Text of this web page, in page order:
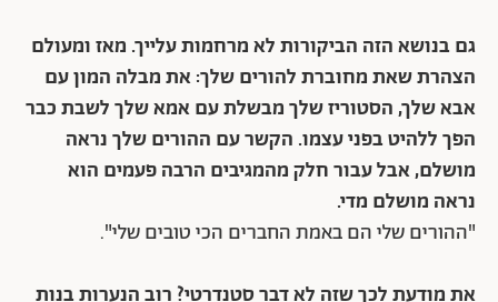
גם בנושא הזה הביקורות לא מרחמות עלייך. מאז ומעולם
הצהרת שאת מחוברת להורים שלך: את מבלה המון עם
אבא שלך, הסטוריז שלך מבשלת עם אמא שלך לשבת כבר
הפך ללהיט בפני עצמו. הקשר עם ההורים שלך נראה
מושלם, אבל עבור חלק מהמגיבים הרבה פעמים הוא
נראה מושלם מדי.
"ההורים שלי הם באמת החברים הכי טובים שלי".
את מודעת לכך שזה לא דבר סטנדרטי? רוב הנערות בנות